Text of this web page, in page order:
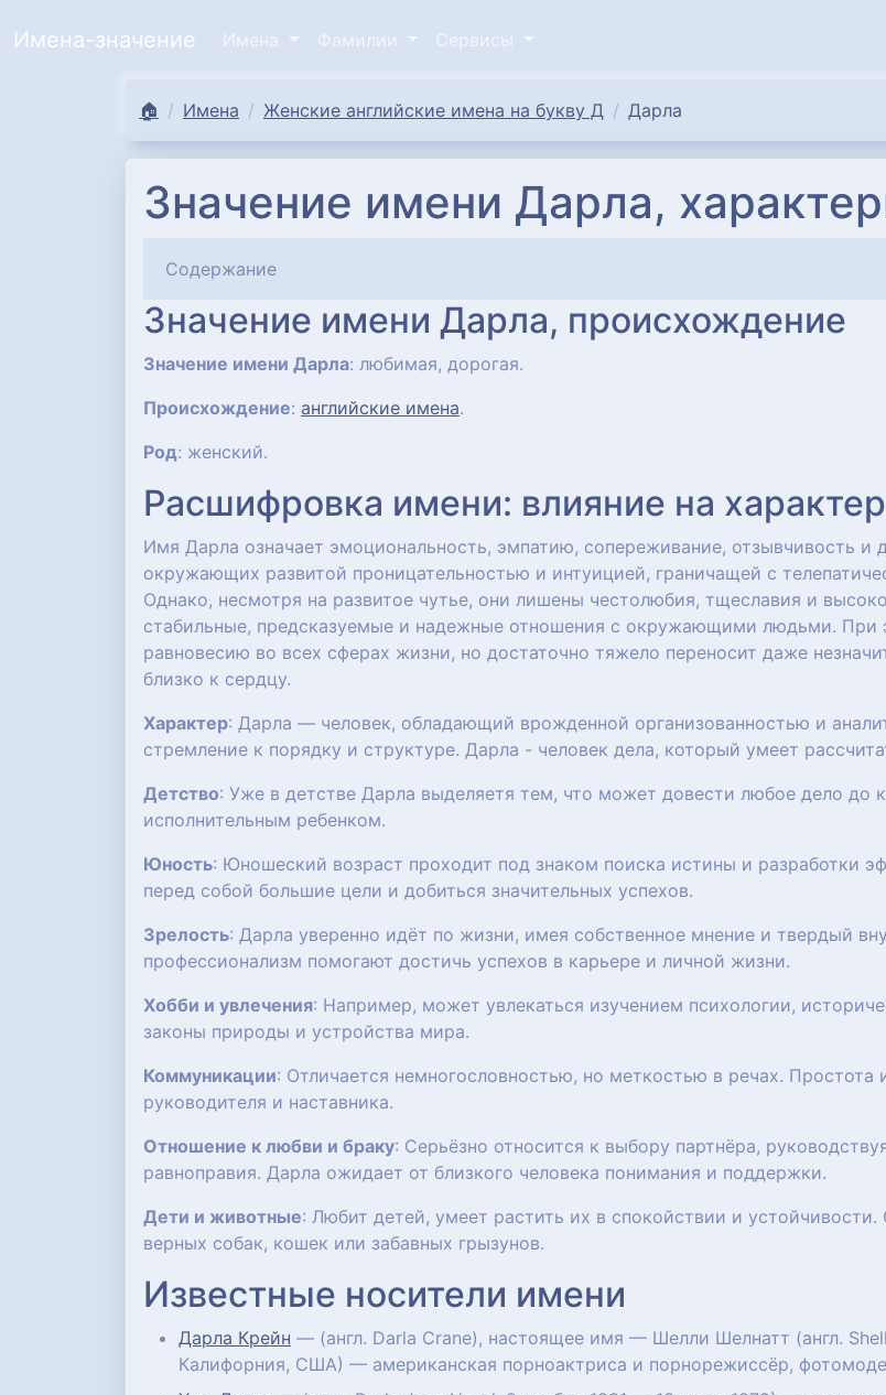
Имена-значение Имена Фамилии Сервисы
🏠 Имена Женские английские имена на букву Д Дарла
Значение имени Дарла,
Содержание
Значение имени Дарла, происхождение
Значение имени Дарла: любимая, дорогая.
Происхождение: английские имена.
Род: женский.
Расшифровка имени: влияние на
Имя Дарла означает эмоциональность, эмпатию, сопереживание, отзывчивость
окружающих развитой проницательностью и интуицией, граничащей с
Однако, несмотря на развитое чутье, они лишены честолюбия, тщеславия и
стабильные, предсказуемые и надежные отношения с окружающими людьми. При
равновесию во всех сферах жизни, но достаточно тяжело переносит даже
близко к сердцу.
Характер: Дарла — человек, обладающий врожденной организованностью и
стремление к порядку и структуре. Дарла - человек дела, который умеет
Детство: Уже в детстве Дарла выделяетя тем, что может довести любое дело до
исполнительным ребенком.
Юность: Юношеский возраст проходит под знаком поиска истины и разработки
перед собой большие цели и добиться значительных успехов.
Зрелость: Дарла уверенно идёт по жизни, имея собственное мнение и твердый
профессионализм помогают достичь успехов в карьере и личной жизни.
Хобби и увлечения: Например, может увлекаться изучением психологии,
законы природы и устройства мира.
Коммуникации: Отличается немногословностью, но меткостью в речах.
руководителя и наставника.
Отношение к любви и браку: Серьёзно относится к выбору партнёра,
равноправия. Дарла ожидает от близкого человека понимания и поддержки.
Дети и животные: Любит детей, умеет растить их в спокойствии и
верных собак, кошек или забавных грызунов.
Известные носители имени
Дарла Крейн — (англ. Darla Crane), настоящее имя — Шелли Шелнатт (англ.
Калифорния, США) — американская порноактриса и порнорежиссёр,